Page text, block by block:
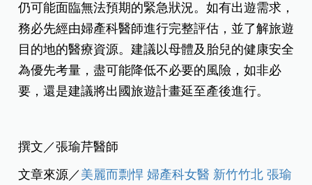
仍可能面臨無法預期的緊急狀況。如有出遊需求，
務必先經由婦產科醫師進行完整評估，並了解旅遊
目的地的醫療資源。建議以母體及胎兒的健康安全
為優先考量，盡可能降低不必要的風險，如非必
要，還是建議將出國旅遊計畫延至產後進行。
撰文／張瑜芹醫師
文章來源／ 美麗而剽悍 婦產科女醫 新竹竹北 張瑜